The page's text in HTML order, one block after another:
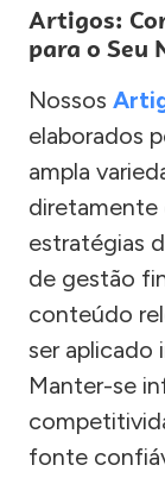
Artigos:
para o Seu
Nossos
elaborados
ampla
diretamente
estratégias
de gestão
conteúdo
ser aplicado
Manter-se
fonte